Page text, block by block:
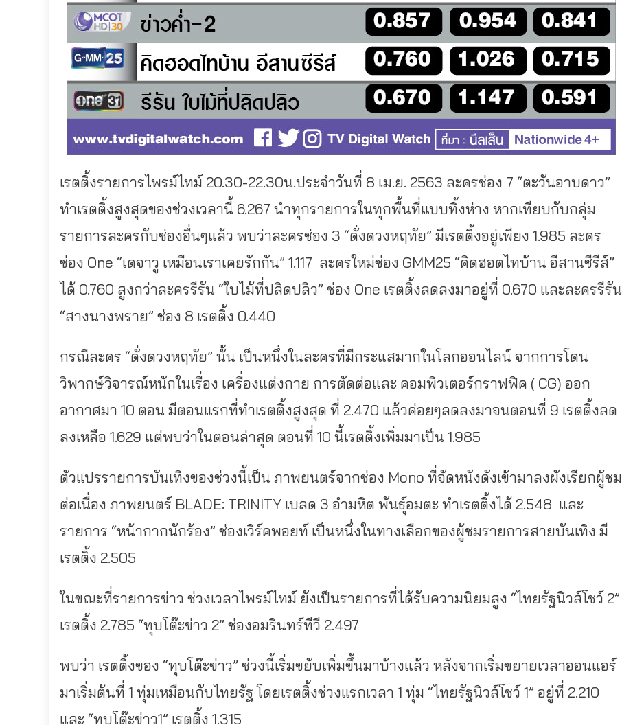
เรตติ้งรายการไพรม์ไทม์ 20.30-22.30น.ประจำวันที่ 8 เม.ย. 2563 ละครช่อง 7 “ตะวันอาบดาว”
ทำเรตติ้งสูงสุดของช่วงเวลานี้ 6.267 นำทุกรายการในทุกพื้นที่แบบทิ้งห่าง หากเทียบกับกลุ่ม
รายการละครกับช่องอื่นๆแล้ว พบว่าละครช่อง 3 “ดั่งดวงหฤทัย” มีเรตติ้งอยู่เพียง 1.985 ละคร
ช่อง One “เดจาวู เหมือนเราเคยรักกัน” 1.117 ละครใหม่ช่อง GMM25 “คิดฮอตไทบ้าน อีสานซีรีส์”
ได้ 0.760 สูงกว่าละครรีรัน “ใบไม้ที่ปลิดปลิว” ช่อง One เรตติ้งลดลงมาอยู่ที่ 0.670 และละครรีรัน
“สางนางพราย” ช่อง 8 เรตติ้ง 0.440
กรณีละคร “ดั่งดวงหฤทัย” นั้น เป็นหนึ่งในละครที่มีกระแสมากในโลกออนไลน์ จากการโดน
วิพากษ์วิจารณ์หนักในเรื่อง เครื่องแต่งกาย การตัดต่อและ คอมพิวเตอร์กราฟฟิค ( CG) ออก
อากาศมา 10 ตอน มีตอนแรกที่ทำเรตติ้งสูงสุด ที่ 2.470 แล้วค่อยๆลดลงมาจนตอนที่ 9 เรตติ้งลด
ลงเหลือ 1.629 แต่พบว่าในตอนล่าสุด ตอนที่ 10 นี้เรตติ้งเพิ่มมาเป็น 1.985
ตัวแปรรายการบันเทิงของช่วงนี้เป็น ภาพยนตร์จากช่อง Mono ที่จัดหนังดังเข้ามาลงผังเรียกผู้ชม
ต่อเนื่อง ภาพยนตร์ BLADE: TRINITY เบลด 3 อำมหิต พันธุ์อมตะ ทำเรตติ้งได้ 2.548 และ
รายการ “หน้ากากนักร้อง” ช่องเวิร์คพอยท์ เป็นหนึ่งในทางเลือกของผู้ชมรายการสายบันเทิง มี
เรตติ้ง 2.505
ในขณะที่รายการข่าว ช่วงเวลาไพรม์ไทม์ ยังเป็นรายการที่ได้รับความนิยมสูง “ไทยรัฐนิวส์โชว์ 2”
เรตติ้ง 2.785 “ทุบโต๊ะข่าว 2” ช่องอมรินทร์ทีวี 2.497
พบว่า เรตติ้งของ “ทุบโต๊ะข่าว” ช่วงนี้เริ่มขยับเพิ่มขึ้นมาบ้างแล้ว หลังจากเริ่มขยายเวลาออนแอร์
มาเริ่มต้นที่ 1 ทุ่มเหมือนกับไทยรัฐ โดยเรตติ้งช่วงแรกเวลา 1 ทุ่ม “ไทยรัฐนิวส์โชว์ 1” อยู่ที่ 2.210
และ “ทุบโต๊ะข่าว1” เรตติ้ง 1.315